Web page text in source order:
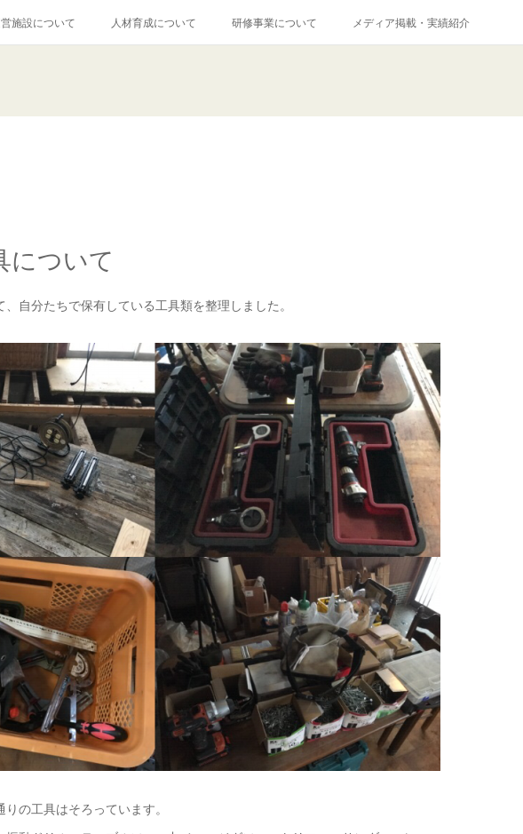
施設について 人材育成について 研修事業について メディア掲載・実績紹介
について
自分たちで保有している工具類を整理しました。
の工具はそろっています。